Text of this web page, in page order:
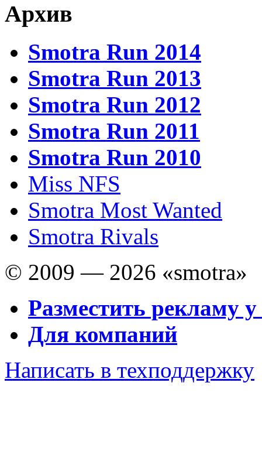
Архив
Smotra Run 2014
Smotra Run 2013
Smotra Run 2012
Smotra Run 2011
Smotra Run 2010
Miss NFS
Smotra Most Wanted
Smotra Rivals
© 2009 — 2026 «smotra»
Разместить рекламу у
Для компаний
Написать в техподдержку